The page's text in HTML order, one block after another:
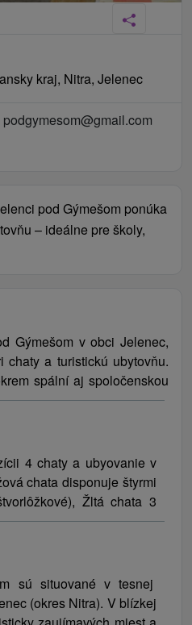
kraj, Nitra, Jelenec
podgymesom@gmail.com
pod Gýmešom ponúka
– ideálne pre školy,
Gýmešom v obci Jelenec,
chaty a turistickú ubytovňu.
spální aj spoločenskou
Turistická ubytovňa
ktorá slúži ako hlavný
hostí najmä počas
teambuildingov a
kryté a nekryté
príjemne posedieť pri
alebo si zahrať na ihrisku
ubytovacom zariadení je
objektmi (spolu 20
je vhodné pre školy v
4 chaty a ubyovanie v
chata disponuje štyrmi
Žltá chata 3
Zelená chata má 4
chaty sú okrem spální
miestnosťou, 1 alebo 2
2 kúpeľňami
2 alebo 3 samostatnými
sú situované v tesnej
(okres Nitra). V blízkej